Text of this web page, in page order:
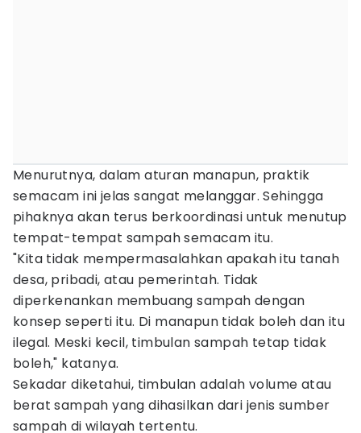
Menurutnya, dalam aturan manapun, praktik
semacam ini jelas sangat melanggar. Sehingga
pihaknya akan terus berkoordinasi untuk menutup
tempat-tempat sampah semacam itu.
"Kita tidak mempermasalahkan apakah itu tanah
desa, pribadi, atau pemerintah. Tidak
diperkenankan membuang sampah dengan
konsep seperti itu. Di manapun tidak boleh dan itu
ilegal. Meski kecil, timbulan sampah tetap tidak
boleh," katanya.
Sekadar diketahui, timbulan adalah volume atau
berat sampah yang dihasilkan dari jenis sumber
sampah di wilayah tertentu.